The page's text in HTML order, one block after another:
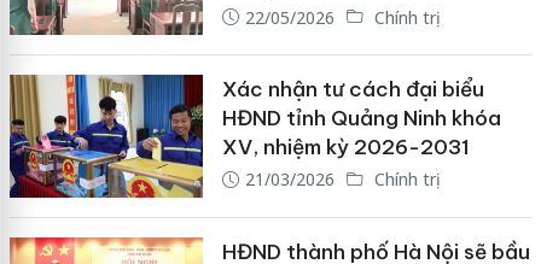
22/05/2026 Chính trị
Xác nhận tư cách đại biểu
HĐND tỉnh Quảng Ninh khóa
XV, nhiệm kỳ 2026-2031
21/03/2026 Chính trị
HĐND thành phố Hà Nội sẽ bầu